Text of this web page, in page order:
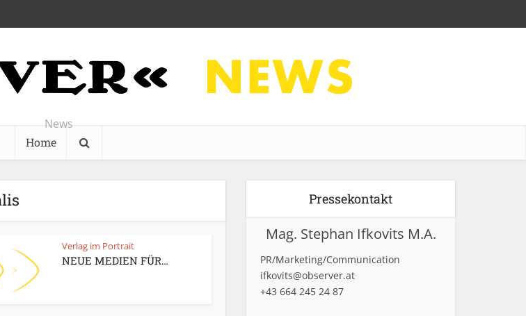
News
Home
Verlag im Portrait
NEUE MEDIEN FÜR…
Pressekontakt
Mag. Stephan Ifkovits M.A.
PR/Marketing/Communication
ifkovits@observer.at
+43 664 245 24 87